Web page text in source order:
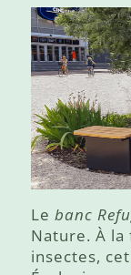
Le banc
Nature. À la
insectes,